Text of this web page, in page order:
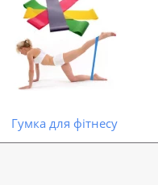
Гумка для фітнесу